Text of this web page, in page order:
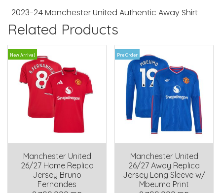
2023-24 Manchester United Authentic Away Shirt
Related Products
New Arrival
Manchester United
26/27 Home Replica
Jersey Bruno
Fernandes
Pre Order
Manchester United
26/27 Away Replica
Jersey Long Sleeve w/
Mbeumo Print